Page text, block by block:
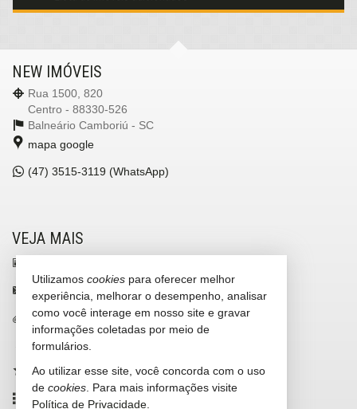
NEW IMÓVEIS
Rua 1500, 820
Centro - 88330-526
Balneário Camboriú - SC
mapa google
(47) 3515-3119 (WhatsApp)
VEJA MAIS
contato@newimoveis.net
trabalhe conosco
cadastre seu imóvel
imóveis favoritos
mapa de imóveis
Utilizamos cookies para oferecer melhor
experiência, melhorar o desempenho, analisar
como você interage em nosso site e gravar
informações coletadas por meio de
formulários.
Ao utilizar esse site, você concorda com o uso
de cookies . Para mais informações visite
Política de Privacidade